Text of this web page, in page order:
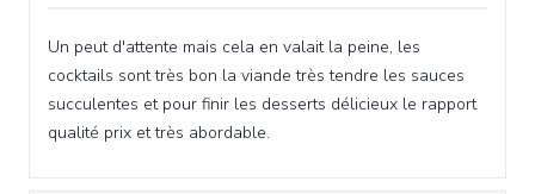
Un peut d'attente mais cela en valait la peine, les
cocktails sont très bon la viande très tendre les sauces
succulentes et pour finir les desserts délicieux le rapport
qualité prix et très abordable.